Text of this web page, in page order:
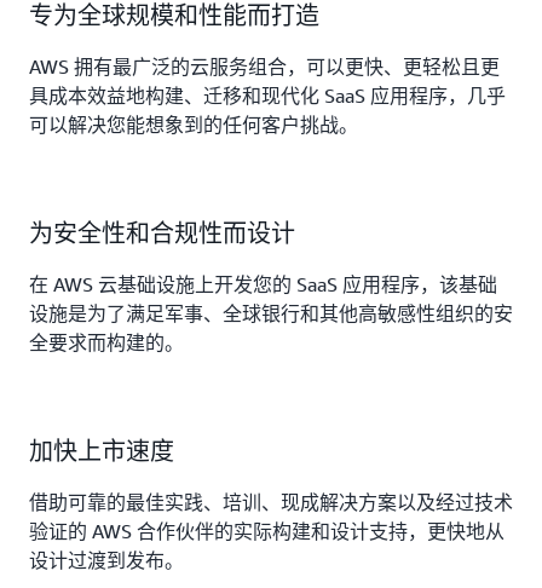
专为全球规模和性能而打造
AWS 拥有最广泛的云服务组合，可以更快、更轻松且更
具成本效益地构建、迁移和现代化 SaaS 应用程序，几乎
可以解决您能想象到的任何客户挑战。
为安全性和合规性而设计
在 AWS 云基础设施上开发您的 SaaS 应用程序，该基础
设施是为了满足军事、全球银行和其他高敏感性组织的安
全要求而构建的。
加快上市速度
借助可靠的最佳实践、培训、现成解决方案以及经过技术
验证的 AWS 合作伙伴的实际构建和设计支持，更快地从
设计过渡到发布。